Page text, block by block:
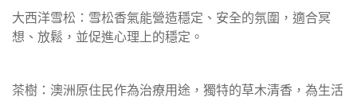
大西洋雪松：雪松香氣能營造穩定、安全的氛圍，適合冥
想、放鬆，並促進心理上的穩定。
茶樹：澳洲原住民作為治療用途，獨特的草木清香，為生活